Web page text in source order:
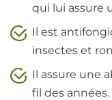
qui lui assure
Il est
insectes et
Il assure une
fil des années.